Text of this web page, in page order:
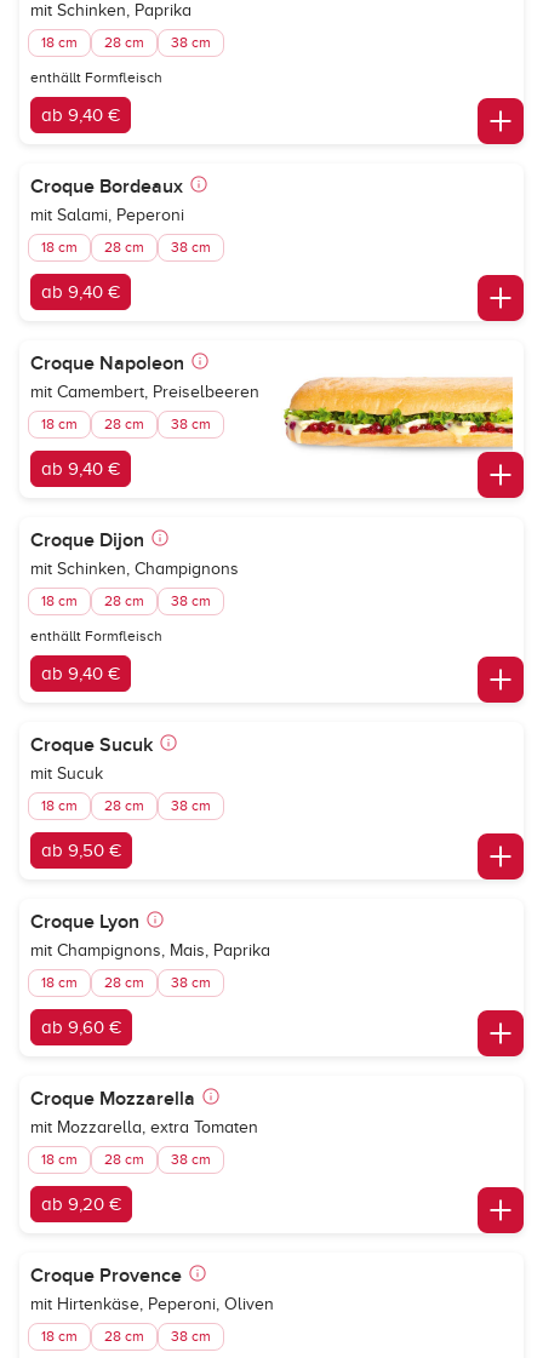
mit Schinken, Paprika
18 cm 28 cm 38 cm
enthällt Formfleisch
ab 9,40 €
Croque Bordeaux
mit Salami, Peperoni
18 cm 28 cm 38 cm
ab 9,40 €
Croque Napoleon
mit Camembert, Preiselbeeren
18 cm 28 cm 38 cm
ab 9,40 €
Croque Dijon
mit Schinken, Champignons
18 cm 28 cm 38 cm
enthällt Formfleisch
ab 9,40 €
Croque Sucuk
mit Sucuk
18 cm 28 cm 38 cm
ab 9,50 €
Croque Lyon
mit Champignons, Mais, Paprika
18 cm 28 cm 38 cm
ab 9,60 €
Croque Mozzarella
mit Mozzarella, extra Tomaten
18 cm 28 cm 38 cm
ab 9,20 €
Croque Provence
mit Hirtenkäse, Peperoni, Oliven
18 cm 28 cm 38 cm